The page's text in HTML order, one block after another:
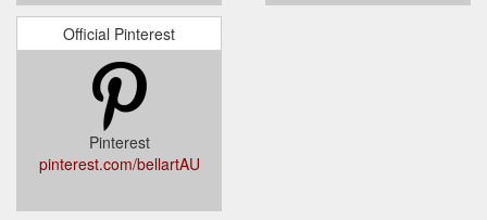
Official Pinterest
Pinterest
pinterest.com/bellartAU